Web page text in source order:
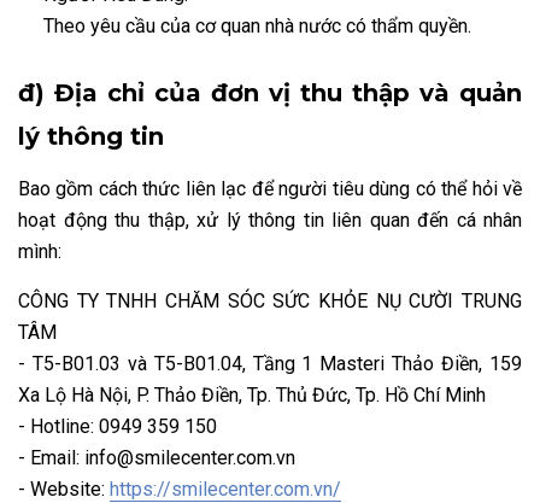
Theo yêu cầu của cơ quan nhà nước có thẩm quyền.
đ) Địa chỉ của đơn vị thu thập và quản
lý thông tin
Bao gồm cách thức liên lạc để người tiêu dùng có thể hỏi về
hoạt động thu thập, xử lý thông tin liên quan đến cá nhân
mình:
CÔNG TY TNHH CHĂM SÓC SỨC KHỎE NỤ CƯỜI TRUNG
TÂM
- T5-B01.03 và T5-B01.04, Tầng 1 Masteri Thảo Điền, 159
Xa Lộ Hà Nội, P. Thảo Điền, Tp. Thủ Đức, Tp. Hồ Chí Minh
- Hotline: 0949 359 150
- Email: info@smilecenter.com.vn
- Website: https://smilecenter.com.vn/